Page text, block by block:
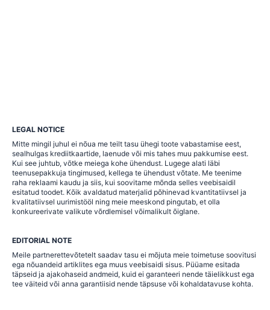
LEGAL NOTICE
Mitte mingil juhul ei nõua me teilt tasu ühegi toote vabastamise eest,
sealhulgas krediitkaartide, laenude või mis tahes muu pakkumise eest.
Kui see juhtub, võtke meiega kohe ühendust. Lugege alati läbi
teenusepakkuja tingimused, kellega te ühendust võtate. Me teenime
raha reklaami kaudu ja siis, kui soovitame mõnda selles veebisaidil
esitatud toodet. Kõik avaldatud materjalid põhinevad kvantitatiivsel ja
kvalitatiivsel uurimistööl ning meie meeskond pingutab, et olla
konkureerivate valikute võrdlemisel võimalikult õiglane.
EDITORIAL NOTE
Meile partnerettevõtetelt saadav tasu ei mõjuta meie toimetuse soovitusi
ega nõuandeid artiklites ega muus veebisaidi sisus. Püüame esitada
täpseid ja ajakohaseid andmeid, kuid ei garanteeri nende täielikkust ega
tee väiteid või anna garantiisid nende täpsuse või kohaldatavuse kohta.